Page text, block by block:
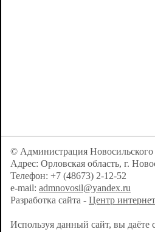
© Администрация Новосильского
Адрес: Орловская область, г.
Телефон: +7 (48673) 2-12-52
e-mail: admnovosil@yandex.ru
Разработка сайта - Центр
Используя данный сайт, вы даёте